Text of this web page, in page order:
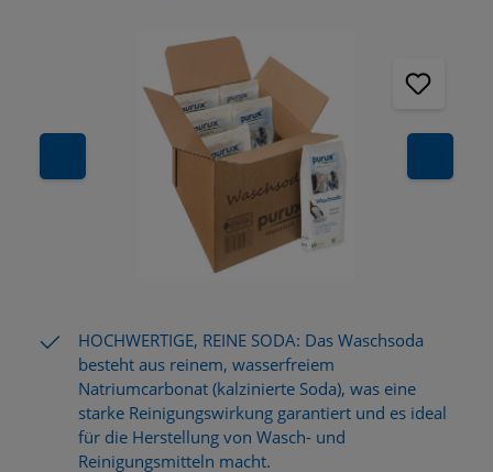
Bildergalerie überspringen
HOCHWERTIGE, REINE SODA: Das Waschsoda
besteht aus reinem, wasserfreiem
Natriumcarbonat (kalzinierte Soda), was eine
starke Reinigungswirkung garantiert und es ideal
für die Herstellung von Wasch- und
Reinigungsmitteln macht.